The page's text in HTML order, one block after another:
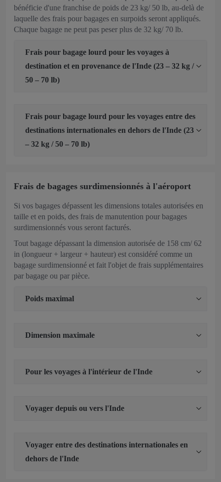
bénéficie d'une franchise de poids de 23 kg/ 50 lb, au-delà de
laquelle des frais pour bagages en surpoids seront appliqués.
Chaque bagage ne peut pas peser plus de 32 kg/ 70 lb.
Frais pour bagage lourd pour les voyages à
destination et en provenance de l'Inde (23 – 32 kg /
50 – 70 lb)
Frais pour bagage lourd pour les voyages entre des
destinations internationales en dehors de l'Inde (23
– 32 kg / 50 – 70 lb)
Frais de bagages surdimensionnés à l'aéroport
Si vos bagages dépassent les dimensions totales autorisées en
taille et en poids, des frais de manutention pour bagages
surdimensionnés vous seront facturés.
Tout bagage dépassant la dimension autorisée de 158 cm/ 62
in (longueur + largeur + hauteur) est considéré comme un
bagage surdimensionné et fait l'objet de frais supplémentaires
par bagage ou par pièce.
Poids maximal
Dimension maximale
Pour les voyages à l'intérieur de l'Inde
Voyager depuis ou vers l'Inde
Voyager entre des destinations internationales en
dehors de l'Inde